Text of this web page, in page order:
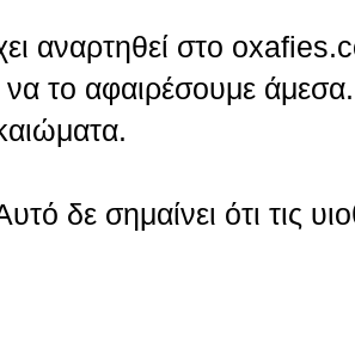
αναρτηθεί στο
το αφαιρέσουμε
δε σημαίνει ότι τις